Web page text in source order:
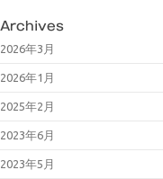
Archives
2026年3月
2026年1月
2025年2月
2023年6月
2023年5月